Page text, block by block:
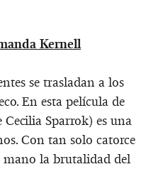
Kernell
se trasladan a los
En esta película de
Sparrok) es una
Con tan solo catorce
mano la brutalidad del